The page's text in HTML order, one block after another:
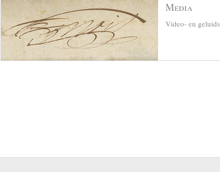
Media
Video- en